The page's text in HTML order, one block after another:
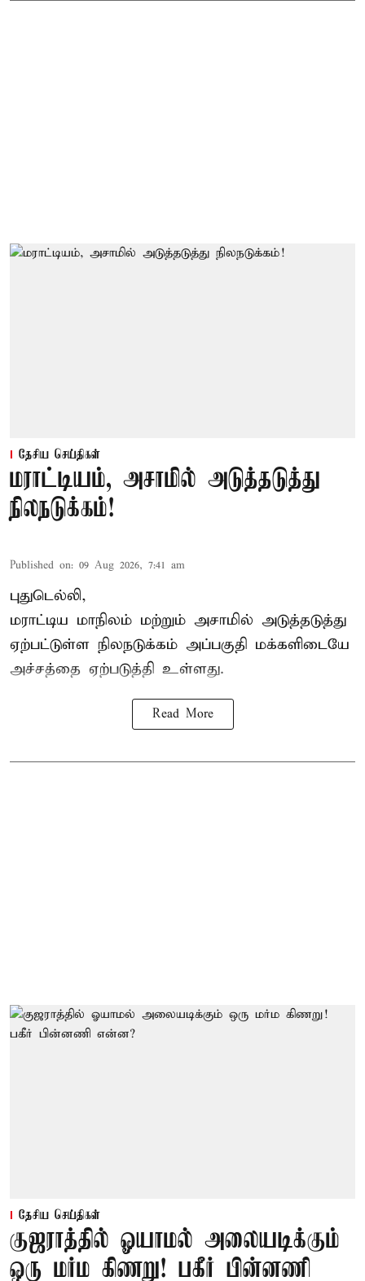
தேசிய செய்திகள்
மராட்டியம், அசாமில் அடுத்தடுத்து
நிலநடுக்கம்!
Published on: 09 Aug 2026, 7:41 am
புதுடெல்லி,
மராட்டிய மாநிலம் மற்றும் அசாமில் அடுத்தடுத்து
ஏற்பட்டுள்ள நிலநடுக்கம் அப்பகுதி மக்களிடையே
அச்சத்தை ஏற்படுத்தி உள்ளது.
Read More
தேசிய செய்திகள்
குஜராத்தில் ஓயாமல் அலையடிக்கும்
ஒரு மர்ம கிணறு! பகீர் பின்னணி